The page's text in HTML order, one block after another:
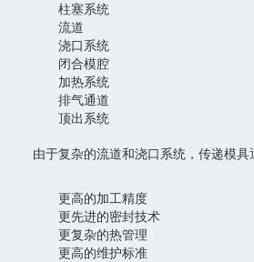
柱塞系统
流道
浇口系统
闭合模腔
加热系统
排气通道
顶出系统
由于复杂的流道和浇口系统，传递模具
更高的加工精度
更先进的密封技术
更复杂的热管理
更高的维护标准